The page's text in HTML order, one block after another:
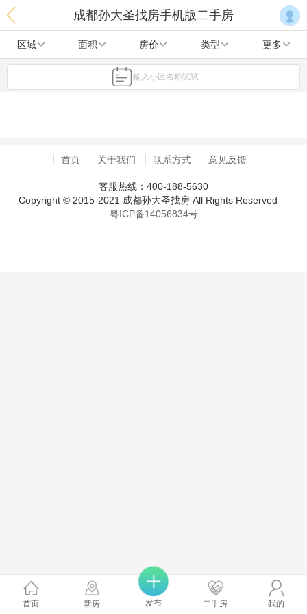
成都孙大圣找房手机版二手房
区域 面积 房价 类型 更多
输入小区名称试试
首页 新房 发布 二手房 我的
首页 关于我们 联系方式 意见反馈
客服热线：400-188-5630
Copyright © 2015-2021 成都孙大圣找房 All Rights Reserved
粤ICP备14056834号